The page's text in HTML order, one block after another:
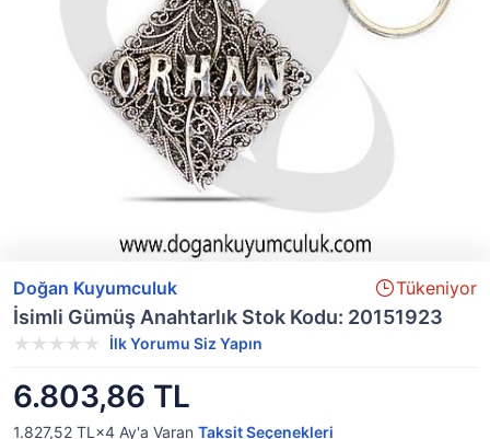
Doğan Kuyumculuk Tükeniyor
İsimli Gümüş Anahtarlık Stok Kodu: 20151923
İlk Yorumu Siz Yapın
6.803,86 TL
1.827,52 TL×4 Ay'a Varan Taksit Seçenekleri